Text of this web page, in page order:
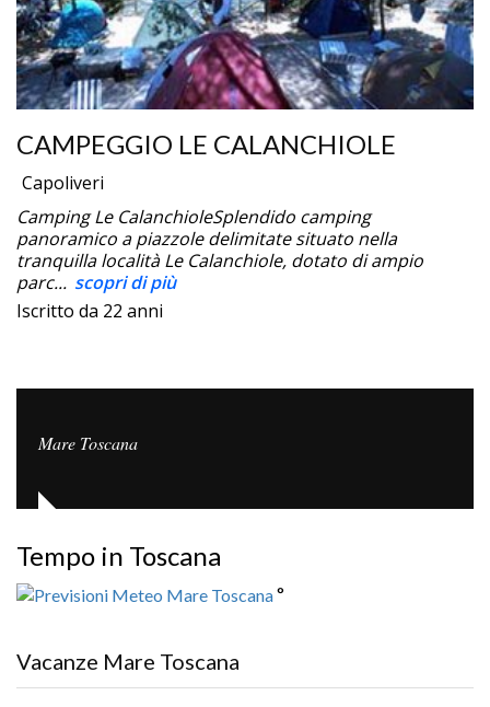
CAMPEGGIO LE CALANCHIOLE
Capoliveri
Camping Le CalanchioleSplendido camping
panoramico a piazzole delimitate situato nella
tranquilla località Le Calanchiole, dotato di ampio
parc... scopri di più
Iscritto da 22 anni
Mare Toscana
Tempo in Toscana
°
Vacanze Mare Toscana